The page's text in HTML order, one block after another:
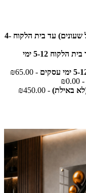
משלוח תמונה קטנה(עד 120 ס"מ ,כולל שעונים) עד בית הלקוח 4-
משלוח תמונה גדולה(מעל 120 ס"מ) עד בית הלקוח 5-12 ימי
- ₪65.00
- ₪0.00
- ₪450.00